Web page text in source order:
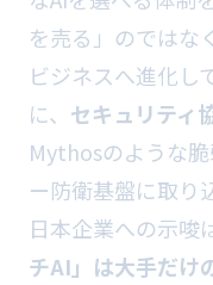
を売る」のではな
ビジネスへ進化し
に、 セキュリティ
Mythosのような
ー防衛基盤に取り
日本企業への示唆
チAI」は大手だけ